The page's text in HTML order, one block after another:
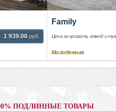
1 939.00 руб.
Family
Цена за кровать, комод и
Молодежная
ПОДЛИННЫЕ ТОВАРЫ0%